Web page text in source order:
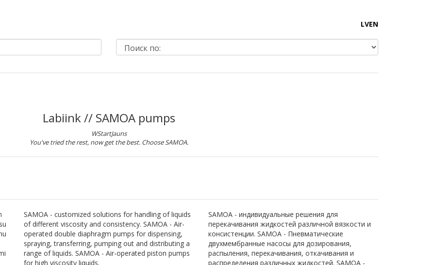
LVEN
Labiink // SAMOA pumps
WStartJauns
You've tried the rest, now get the best. Choose SAMOA.
SAMOA - customized solutions for handling of liquids
of different viscosity and consistency. SAMOA - Air-
operated double diaphragm pumps for dispensing,
spraying, transferring, pumping out and distributing a
range of liquids. SAMOA - Air-operated piston pumps
for high viscosity liquids.
SAMOA - индивидуальные решения для
перекачивания жидкостей различной вязкости и
консистенции. SAMOA - Пневматические
двухмембранные насосы для дозирования,
распыления, перекачивания, откачивания и
распределения различных жидкостей. SAMOA -